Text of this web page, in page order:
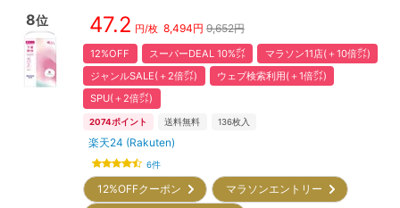
8位 47.2 円/枚 8,494円 9,652円
12%OFF スーパーDEAL 10%㌽
マラソン11店(＋10倍㌽)
ジャンルSALE(＋2倍㌽)
ウェブ検索利用(＋1倍㌽)
SPU(＋2倍㌽)
2074ポイント 送料無料 136枚入
楽天24 (Rakuten)
6件
12%OFFクーポン
マラソンエントリー